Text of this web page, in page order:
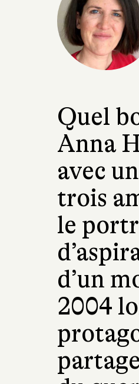
Quel
Anna
avec
trois
le
d’un
2004